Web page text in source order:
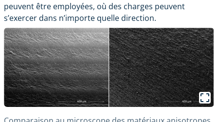
peuvent être employées, où des charges peuvent
s’exercer dans n’importe quelle direction.